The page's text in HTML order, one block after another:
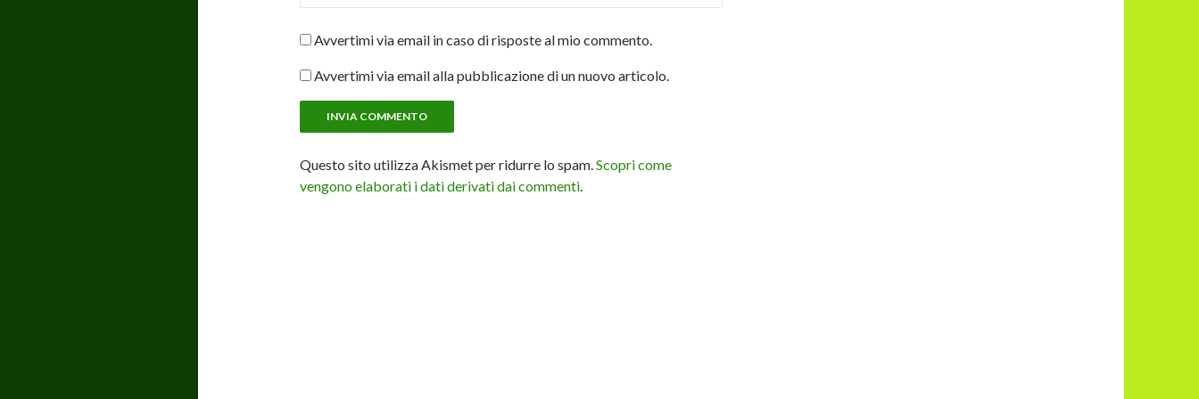
Avvertimi via email in caso di risposte al mio commento.
Avvertimi via email alla pubblicazione di un nuovo articolo.
Questo sito utilizza Akismet per ridurre lo spam. Scopri come
vengono elaborati i dati derivati dai commenti